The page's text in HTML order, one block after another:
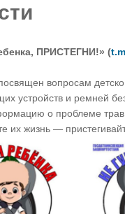
ПРИСТЕГНИ!» (
вопросам
устройств и ремней
о проблеме
их жизнь —